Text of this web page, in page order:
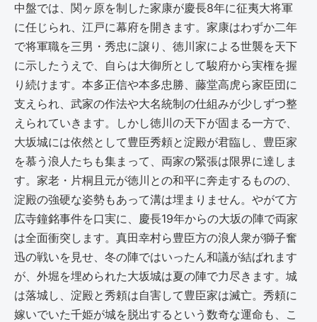
中盤では、関ヶ原を制した家康が慶長8年に征夷大将軍
に任じられ、江戸に幕府を開きます。家康はわずか二年
で将軍職を三男・秀忠に譲り、徳川家による世襲を天下
に示したうえで、自らは大御所として駿府から実権を握
り続けます。本多正信や本多忠勝、藤堂高虎ら家臣団に
支えられ、武家の作法や大名統制の仕組みが少しずつ整
えられていきます。しかし徳川の天下が固まる一方で、
大坂城には依然として豊臣秀頼と淀殿が君臨し、豊臣家
を慕う浪人たちも集まって、両家の緊張は限界に達しま
す。家老・片桐且元が徳川との和平に奔走するものの、
淀殿の強硬な姿勢もあって溝は埋まりません。やがて方
広寺鐘銘事件を口実に、慶長19年からの大坂の陣で両家
は全面衝突します。真田幸村ら豊臣方の浪人衆が獅子奮
迅の戦いを見せ、冬の陣ではいったん和議が結ばれます
が、外堀を埋められた大坂城は夏の陣で力尽きます。城
は落城し、淀殿と秀頼は自害して豊臣家は滅亡。秀頼に
嫁いでいた千姫が城を脱出するという数奇な運命も、こ